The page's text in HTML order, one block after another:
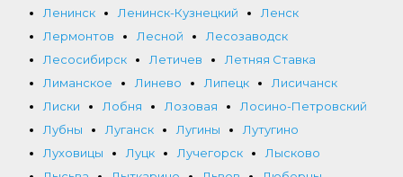
Ленинск
Ленинск-Кузнецкий
Ленск
Лермонтов
Лесной
Лесозаводск
Лесосибирск
Летичев
Летняя Ставка
Лиманское
Линево Липецк
Лисичанск
Лиски
Лобня Лозовая
Лосино-Петровский
Лубны
Луганск Лугины
Лутугино
Луховицы
Луцк Лучегорск
Лысково